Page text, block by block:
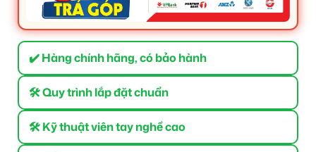
✔️ Hàng chính hãng, có bảo hành
🛠 Quy trình lắp đặt chuẩn
🛠 Kỹ thuật viên tay nghề cao